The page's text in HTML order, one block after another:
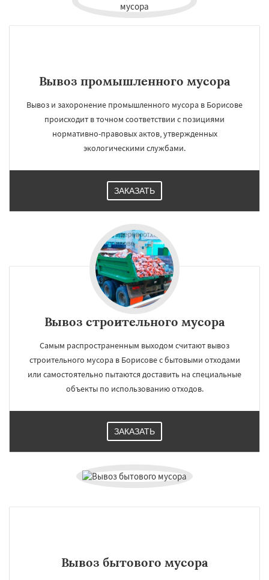
Вывоз промышленного мусора
Вывоз и захоронение промышленного мусора в Борисове
происходит в точном соответствии с позициями
нормативно-правовых актов, утвержденных
экологическими службами.
ЗАКАЗАТЬ
Вывоз строительного мусора
Самым распространенным выходом считают вывоз
строительного мусора в Борисове с бытовыми отходами
или самостоятельно пытаются доставить на специальные
объекты по использованию отходов.
ЗАКАЗАТЬ
Вывоз бытового мусора